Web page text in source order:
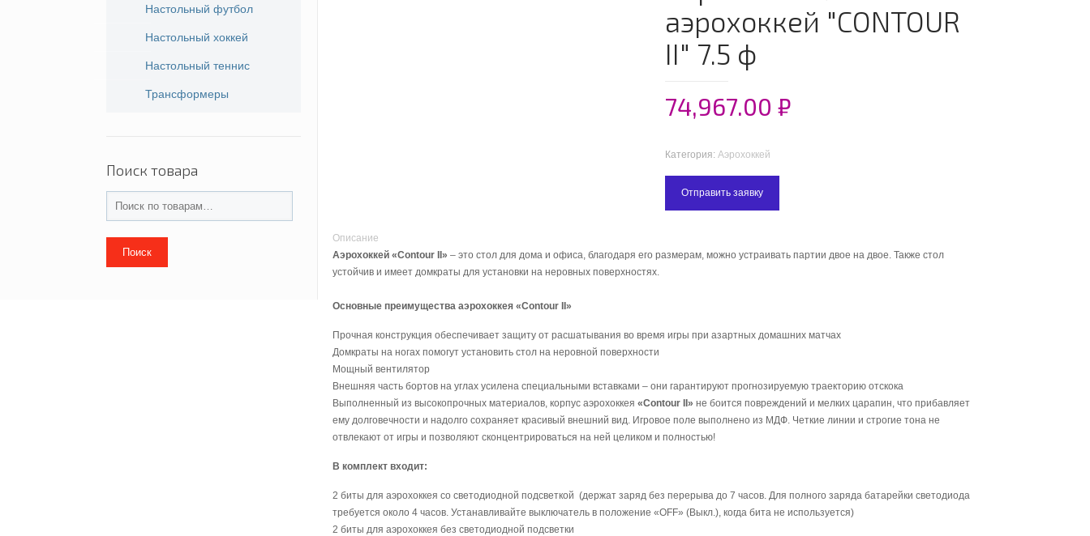
аэрохоккей "CONTOUR
II" 7.5 ф
74,967.00₽
Категория:Аэрохоккей
Отправить заявку
Описание
Аэрохоккей «Contour II» – это стол для дома и офиса, благодаря его размерам, можно устраивать партии двое на двое. Также стол
устойчив и имеет домкраты для установки на неровных поверхностях.
Основные преимущества аэрохоккея «Contour II»
Прочная конструкция обеспечивает защиту от расшатывания во время игры при азартных домашних матчах
Домкраты на ногах помогут установить стол на неровной поверхности
Мощный вентилятор
Внешняя часть бортов на углах усилена специальными вставками – они гарантируют прогнозируемую траекторию отскока
Выполненный из высокопрочных материалов, корпус аэрохоккея «Contour II» не боится повреждений и мелких царапин, что прибавляет
ему долговечности и надолго сохраняет красивый внешний вид. Игровое поле выполнено из МДФ. Четкие линии и строгие тона не
отвлекают от игры и позволяют сконцентрироваться на ней целиком и полностью!
В комплект входит:
2 биты для аэрохоккея со светодиодной подсветкой (держат заряд без перерыва до 7 часов. Для полного заряда батарейки светодиода
требуется около 4 часов. Устанавливайте выключатель в положение «OFF» (Выкл.), когда бита не используется)
2 биты для аэрохоккея без светодиодной подсветки
Настольный футбол
Настольный хоккей
Настольный теннис
Трансформеры
Поиск товара
Поиск